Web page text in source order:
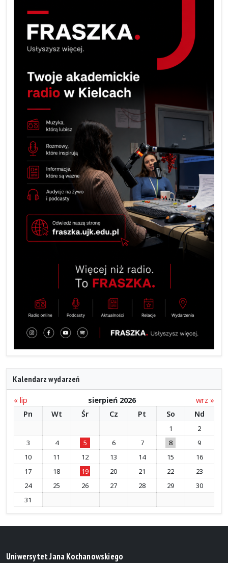
Kalendarz wydarzeń
« lip sierpień 2026
wrz »
Pn
Wt Śr Cz Pt So Nd
1
2
3
4 5 6 7 8
9
10
11 12 13 14 15
16
17
18 19 20 21 22
23
24
25 26 27 28 29
30
31
Uniwersytet Jana Kochanowskiego